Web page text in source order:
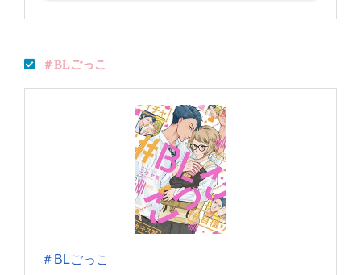
＃BLごっこ
＃BLごっこ